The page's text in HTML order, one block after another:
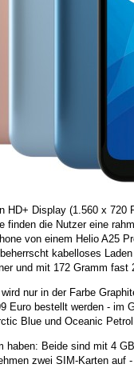
HD+ Display (1.560 x
die Nutzer eine
von einem Helio A25
kabelloses
und mit 172 Gramm fast
nur in der Farbe
Euro bestellt werden - im
Blue und Oceanic
haben: Beide sind mit 4
zwei SIM-Karten